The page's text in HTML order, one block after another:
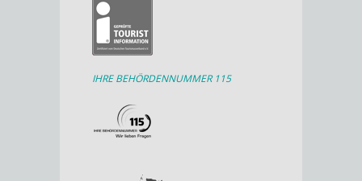
IHRE BEHÖRDENNUMMER 115